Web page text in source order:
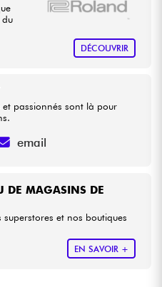
du
DÉCOUVRIR
DE MAGASINS DE
superstores et nos boutiques
EN SAVOIR +
et passionnés sont là pour
email